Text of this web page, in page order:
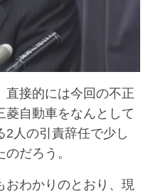
接的には今回の不正
菱自動車をなんとして
2人の引責辞任で少し
だろう。
わかりのとおり、現